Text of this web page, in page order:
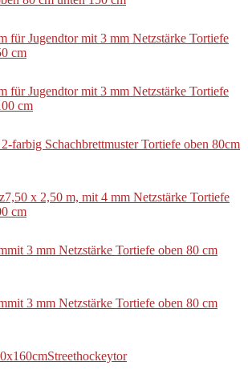
für Jugendtor mit 3 mm Netzstärke Tortiefe
cm
für Jugendtor mit 3 mm Netzstärke Tortiefe
cm
farbig Schachbrettmuster Tortiefe oben 80cm
x 2,50 m, mit 4 mm Netzstärke Tortiefe
cm
3 mm Netzstärke Tortiefe oben 80 cm
3 mm Netzstärke Tortiefe oben 80 cm